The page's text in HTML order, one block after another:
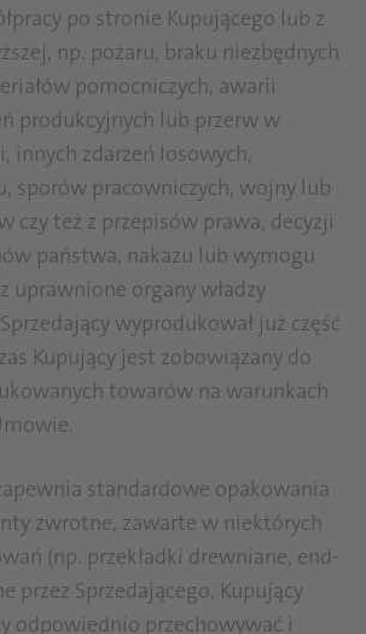
po stronie Kupującego lub z
np. pożaru, braku niezbędnych
pomocniczych, awarii
produkcyjnych lub przerw w
innych zdarzeń losowych,
sporów pracowniczych, wojny lub
czy też z przepisów prawa, decyzji
państwa, nakazu lub wymogu
uprawnione organy władzy
wyprodukował już część
Kupujący jest zobowiązany do
towarów na warunkach
standardowe opakowania
zwrotne, zawarte w niektórych
(np. przekładki drewniane, end-
przez Sprzedającego, Kupujący
odpowiednio przechowywać i